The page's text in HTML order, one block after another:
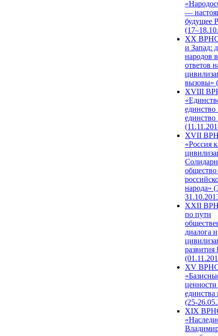
—
будущее
XX ВРНС
и Запад:
народов
ответов
вызовы»
XVIII
единство
единство
XVII
«Россия
народа»
XXII
по пути
диалога и
развития
XV
единства
(25-
XIX